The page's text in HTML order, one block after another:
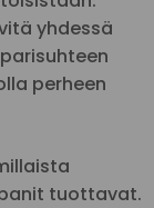
yhdessä
perheen
tuottavat.